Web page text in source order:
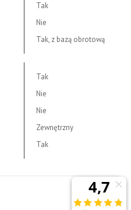
Tak
Nie
Tak, z bazą obrotową
Tak
Nie
Nie
Zewnętrzny
Tak